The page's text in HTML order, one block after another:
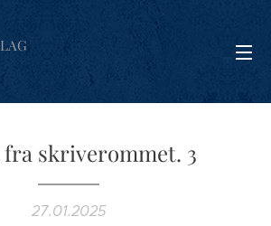
skriverommet. 3
27.01.2025